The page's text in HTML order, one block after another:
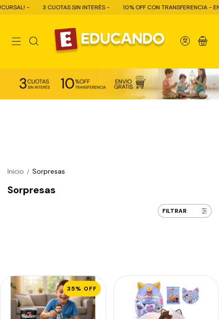
3 CUOTAS SIN INTERÉS - 10% OFF CON TRANSFERENCIA - ENVÍO
0
Inicio / Sorpresas
Sorpresas
FILTRAR
35% OFF